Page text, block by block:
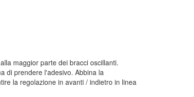
maggior parte dei bracci oscillanti.
di prendere l'adesivo. Abbina la
la regolazione in avanti / indietro in linea